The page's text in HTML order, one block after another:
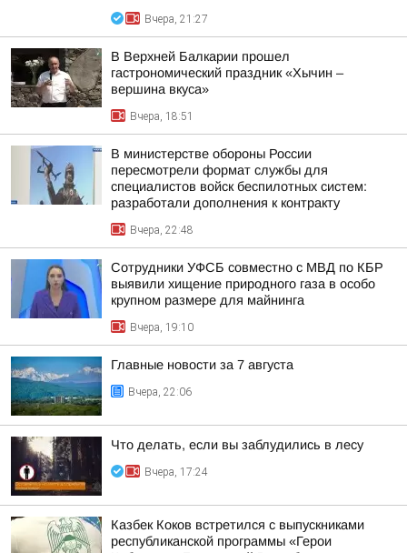
Вчера, 21:27
В Верхней Балкарии прошел
гастрономический праздник «Хычин –
вершина вкуса»
Вчера, 18:51
В министерстве обороны России
пересмотрели формат службы для
специалистов войск беспилотных систем:
разработали дополнения к контракту
Вчера, 22:48
Сотрудники УФСБ совместно с МВД по КБР
выявили хищение природного газа в особо
крупном размере для майнинга
Вчера, 19:10
Главные новости за 7 августа
Вчера, 22:06
Что делать, если вы заблудились в лесу
Вчера, 17:24
Казбек Коков встретился с выпускниками
республиканской программы «Герои